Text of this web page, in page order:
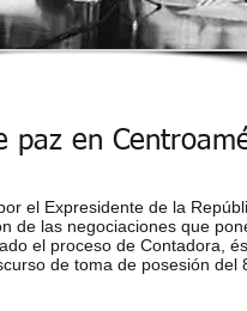
paz en
el Expresidente de la
las negociaciones que
el proceso de Contadora,
de toma de posesión